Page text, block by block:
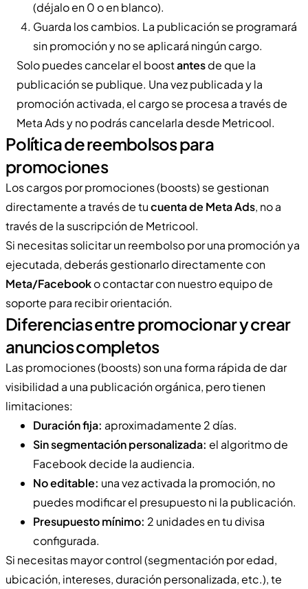
(déjalo en 0 o en blanco).
Guarda los cambios. La publicación se programará
sin promoción y no se aplicará ningún cargo.
Solo puedes cancelar el boostantesde que la
publicación se publique. Una vez publicada y la
promoción activada, el cargo se procesa a través de
Meta Ads y no podrás cancelarla desde Metricool.
Política de reembolsos para
promociones
Los cargos por promociones (boosts) se gestionan
directamente a través de tucuenta de Meta Ads, no a
través de la suscripción de Metricool.
Si necesitas solicitar un reembolso por una promoción ya
ejecutada, deberás gestionarlo directamente con
Meta/Facebooko contactar con nuestro equipo de
soporte para recibir orientación.
Diferencias entre promocionar y crear
anuncios completos
Las promociones (boosts) son una forma rápida de dar
visibilidad a una publicación orgánica, pero tienen
limitaciones:
Duración fija: aproximadamente 2 días.
Sin segmentación personalizada: el algoritmo de
Facebook decide la audiencia.
No editable: una vez activada la promoción, no
puedes modificar el presupuesto ni la publicación.
Presupuesto mínimo: 2 unidades en tu divisa
configurada.
Si necesitas mayor control (segmentación por edad,
ubicación, intereses, duración personalizada, etc.), te